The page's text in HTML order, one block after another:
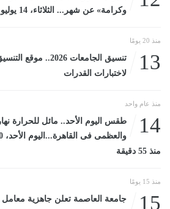
وكرامة» عن شهر... الثلاثاء، 14 يوليو 2026 10:46 صـ
منذ 20 يومًا
13
تنسيق الجامعات
لاختبارات القدرات
منذ عام واحد
14
طقس اليوم الأحد.. مائل للحرارة
منذ 55 دقيقة
منذ 15 يومًا
15
جامعة العاصمة تعلن جاهزية معامل